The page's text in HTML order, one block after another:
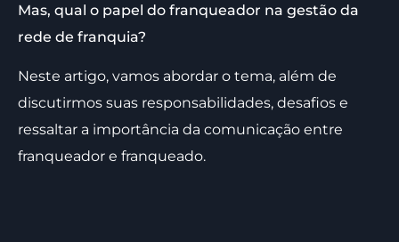
Mas, qual o papel do franqueador na gestão da
rede de franquia?
Neste artigo, vamos abordar o tema, além de
discutirmos suas responsabilidades, desafios e
ressaltar a importância da comunicação entre
franqueador e franqueado.